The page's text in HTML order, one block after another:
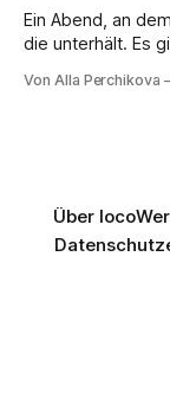
Ein Abend, an dem
die unterhält. Es
Genau so war
Von Alla Perchikova
Über Ioco